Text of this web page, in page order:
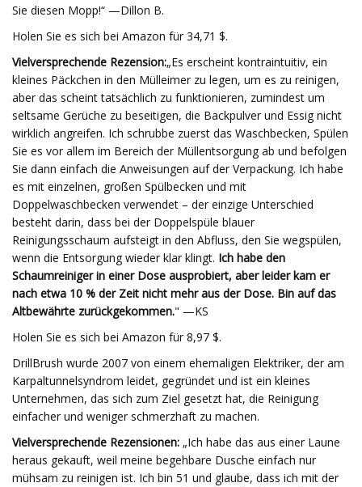
Sie diesen Mopp!“ —Dillon B.
Holen Sie es sich bei Amazon für 34,71 $.
Vielversprechende Rezension:„Es erscheint kontraintuitiv, ein
kleines Päckchen in den Mülleimer zu legen, um es zu reinigen,
aber das scheint tatsächlich zu funktionieren, zumindest um
seltsame Gerüche zu beseitigen, die Backpulver und Essig nicht
wirklich angreifen. Ich schrubbe zuerst das Waschbecken, Spülen
Sie es vor allem im Bereich der Müllentsorgung ab und befolgen
Sie dann einfach die Anweisungen auf der Verpackung. Ich habe
es mit einzelnen, großen Spülbecken und mit
Doppelwaschbecken verwendet – der einzige Unterschied
besteht darin, dass bei der Doppelspüle blauer
Reinigungsschaum aufsteigt in den Abfluss, den Sie wegspülen,
wenn die Entsorgung wieder klar klingt. Ich habe den
Schaumreiniger in einer Dose ausprobiert, aber leider kam er
nach etwa 10 % der Zeit nicht mehr aus der Dose. Bin auf das
Altbewährte zurückgekommen." —KS
Holen Sie es sich bei Amazon für 8,97 $.
DrillBrush wurde 2007 von einem ehemaligen Elektriker, der am
Karpaltunnelsyndrom leidet, gegründet und ist ein kleines
Unternehmen, das sich zum Ziel gesetzt hat, die Reinigung
einfacher und weniger schmerzhaft zu machen.
Vielversprechende Rezensionen: „Ich habe das aus einer Laune
heraus gekauft, weil meine begehbare Dusche einfach nur
mühsam zu reinigen ist. Ich bin 51 und glaube, dass ich mit der